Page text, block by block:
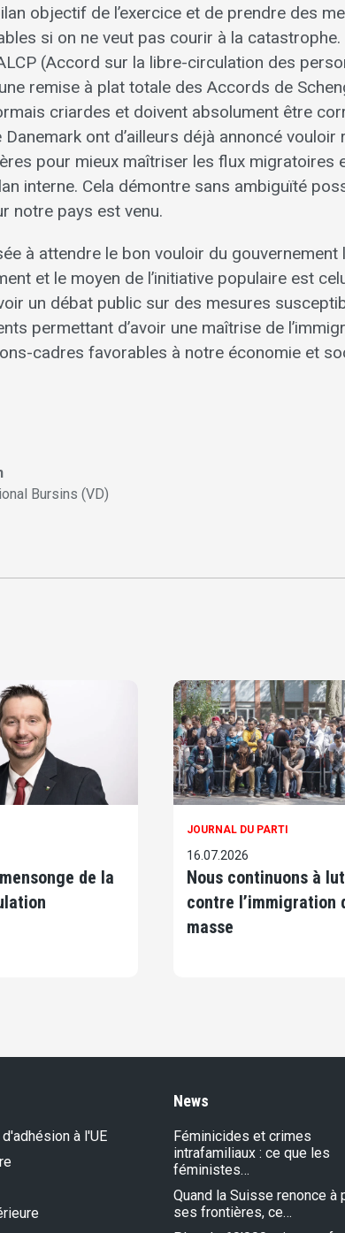
objectif de l’exercice et de prendre des
si on ne veut pas courir à la catastrophe.
(Accord sur la libre-circulation des
remise à plat totale des Accords de
criardes et doivent absolument être
Danemark ont d’ailleurs déjà annoncé
pour mieux maîtriser les flux migratoires
interne. Cela démontre sans ambiguïté
notre pays est venu.
à attendre le bon vouloir du
et le moyen de l’initiative populaire est
un débat public sur des mesures
permettant d’avoir une maîtrise de
cadres favorables à notre économie et
Bursins (VD)
de la
JOURNAL DU PARTI
16.07.2026
Nous continuons à
contre l’immigration
masse
à l'UE
News
Féminicides et crimes
intrafamiliaux : ce que les
féministes…
Quand la Suisse renonce à
ses frontières, ce…